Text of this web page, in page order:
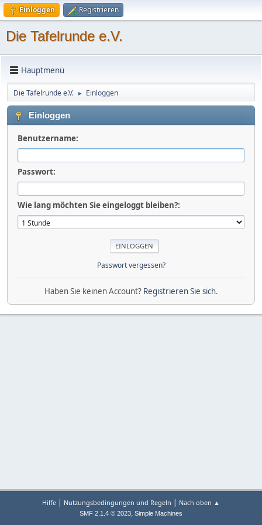
Einloggen Registrieren
Die Tafelrunde e.V.
Hauptmenü
Die Tafelrunde e.V. ► Einloggen
Einloggen
Benutzername:
Passwort:
Wie lang möchten Sie eingeloggt bleiben?:
Passwort vergessen?
Haben Sie keinen Account? Registrieren Sie sich.
Hilfe | Nutzungsbedingungen und Regeln | Nach oben ▲
SMF 2.1.4 © 2023, Simple Machines